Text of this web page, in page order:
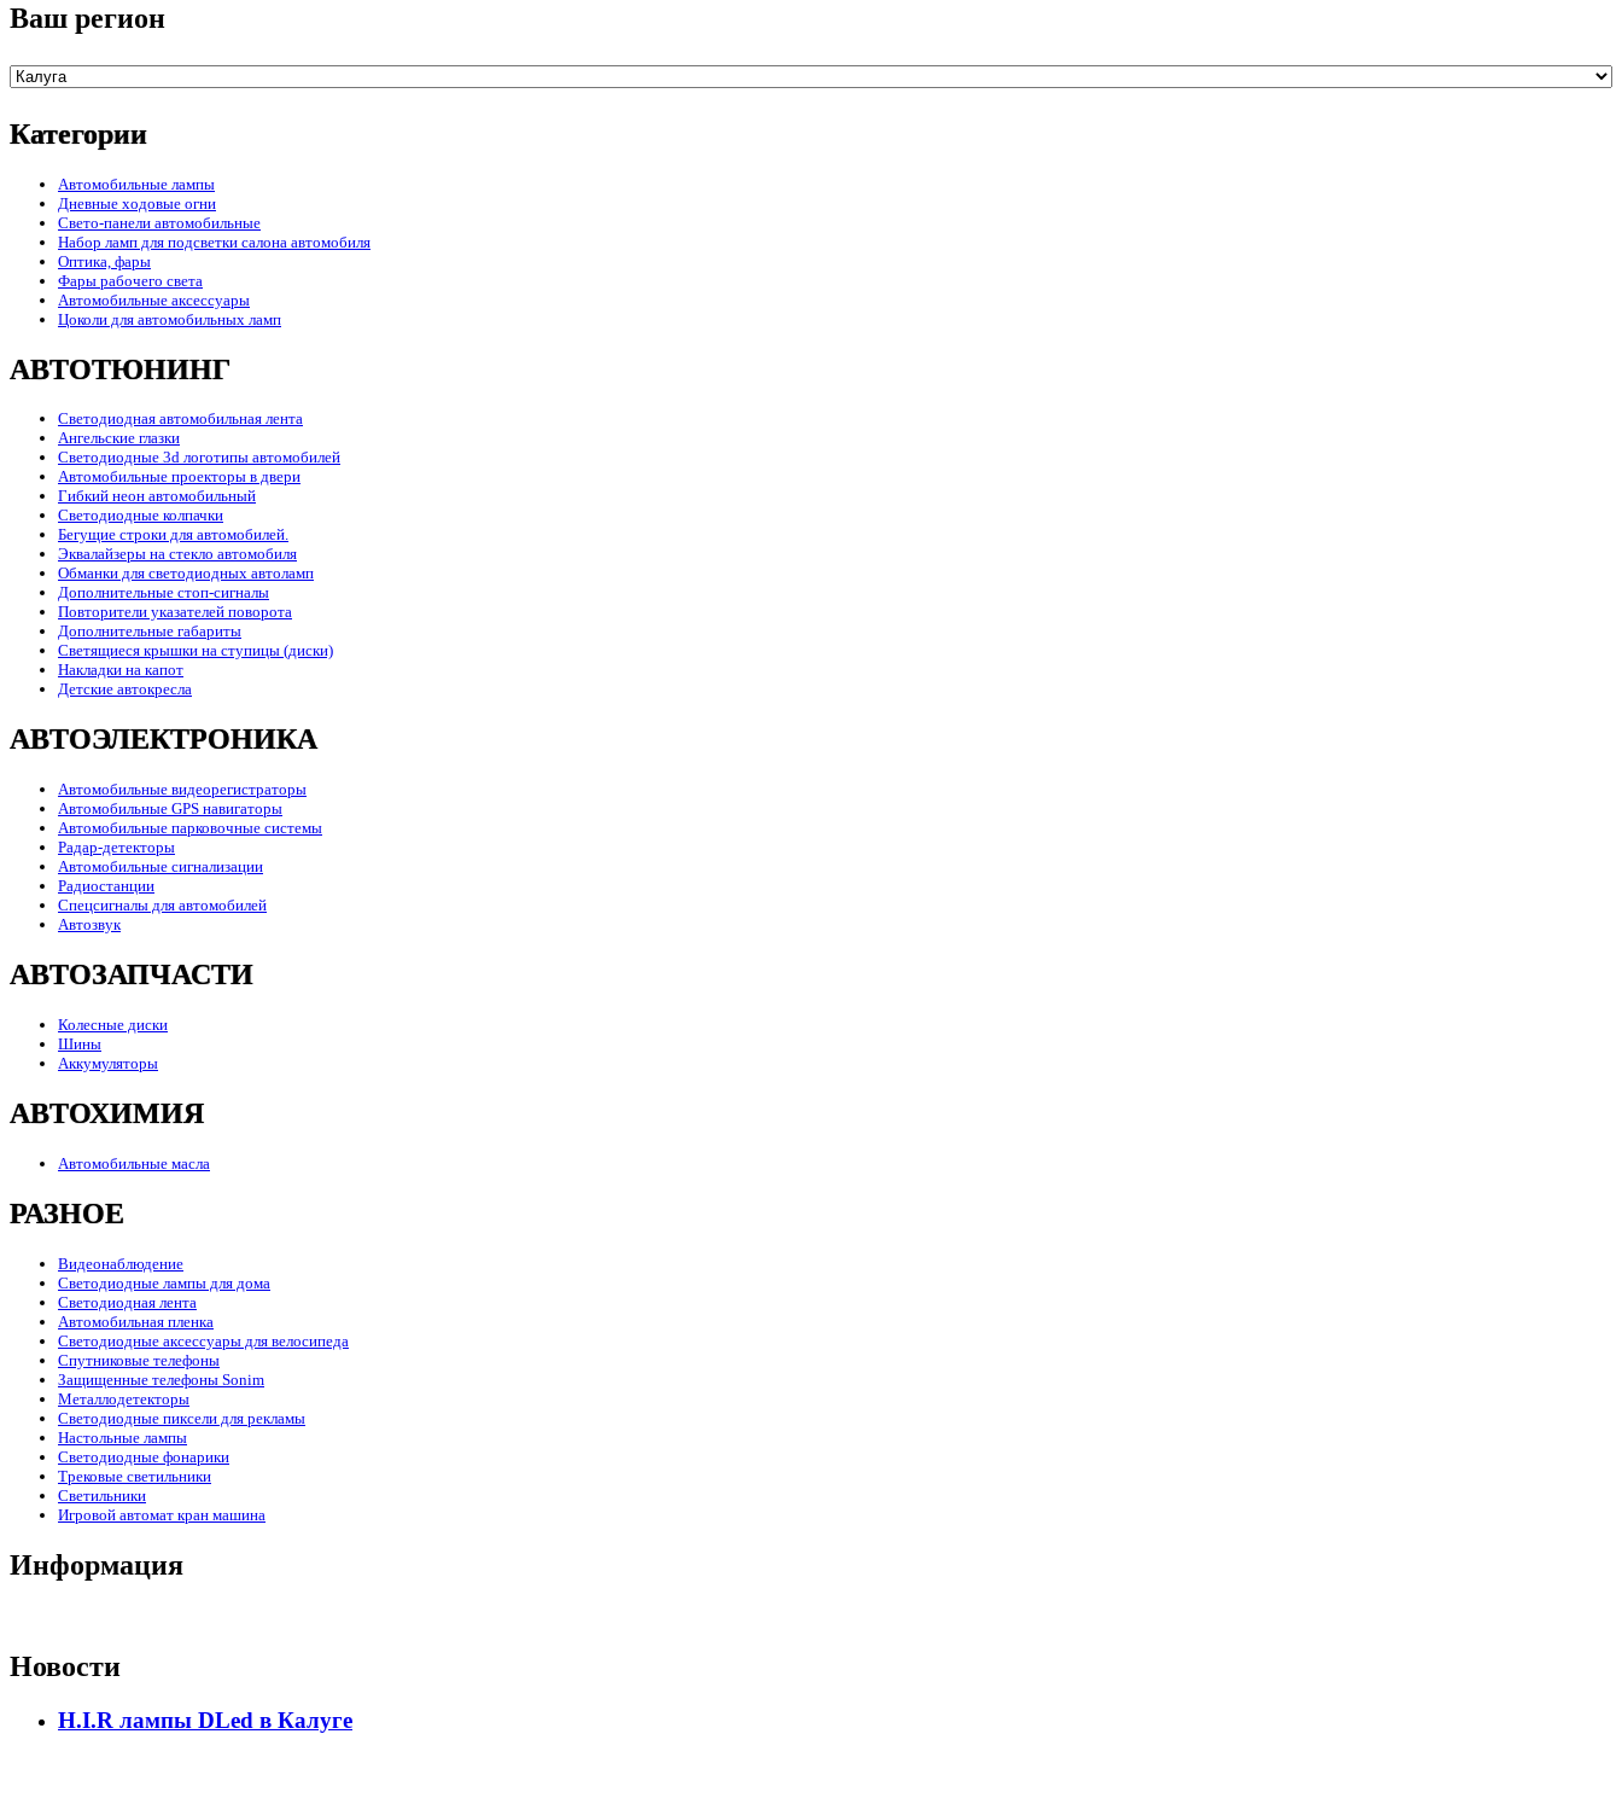
Ваш регион
Категории
Автомобильные лампы
Дневные ходовые огни
Свето-панели автомобильные
Набор ламп для подсветки салона автомобиля
Оптика, фары
Фары рабочего света
Автомобильные аксессуары
Цоколи для автомобильных ламп
АВТОТЮНИНГ
Светодиодная автомобильная лента
Ангельские глазки
Светодиодные 3d логотипы автомобилей
Автомобильные проекторы в двери
Гибкий неон автомобильный
Светодиодные колпачки
Бегущие строки для автомобилей.
Эквалайзеры на стекло автомобиля
Обманки для светодиодных автоламп
Дополнительные стоп-сигналы
Повторители указателей поворота
Дополнительные габариты
Светящиеся крышки на ступицы (диски)
Накладки на капот
Детские автокресла
АВТОЭЛЕКТРОНИКА
Автомобильные видеорегистраторы
Автомобильные GPS навигаторы
Автомобильные парковочные системы
Радар-детекторы
Автомобильные сигнализации
Радиостанции
Спецсигналы для автомобилей
Автозвук
АВТОЗАПЧАСТИ
Колесные диски
Шины
Аккумуляторы
АВТОХИМИЯ
Автомобильные масла
РАЗНОЕ
Видеонаблюдение
Светодиодные лампы для дома
Светодиодная лента
Автомобильная пленка
Светодиодные аксессуары для велосипеда
Спутниковые телефоны
Защищенные телефоны Sonim
Металлодетекторы
Светодиодные пиксели для рекламы
Настольные лампы
Светодиодные фонарики
Трековые светильники
Светильники
Игровой автомат кран машина
Информация
Новости
H.I.R лампы DLed в Калуге